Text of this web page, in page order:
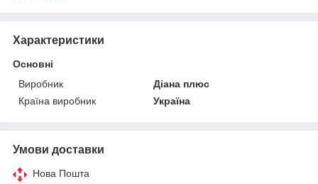
Характеристики
Основні
Виробник
Діана плюс
Країна виробник
Україна
Умови доставки
Нова Пошта